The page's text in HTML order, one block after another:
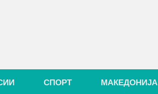
СПОРТ МАКЕДОНИЈА